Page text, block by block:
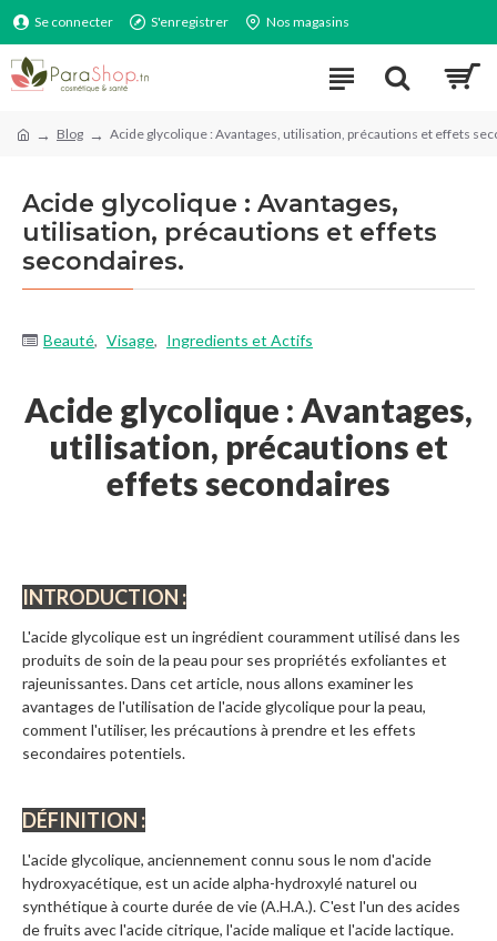
Se connecter S'enregistrer Nos magasins
Blog Acide glycolique : Avantages, utilisation, précautions et effets
Acide glycolique : Avantages,
utilisation, précautions et effets
secondaires.
Beauté, Visage, Ingredients et Actifs
Acide glycolique : Avantages,
utilisation, précautions et
effets secondaires
INTRODUCTION :
L'acide glycolique est un ingrédient couramment utilisé dans les
produits de soin de la peau pour ses propriétés exfoliantes et
rajeunissantes. Dans cet article, nous allons examiner les
avantages de l'utilisation de l'acide glycolique pour la peau,
comment l'utiliser, les précautions à prendre et les effets
secondaires potentiels.
DÉFINITION :
L'acide glycolique, anciennement connu sous le nom d'acide
hydroxyacétique, est un acide alpha-hydroxylé naturel ou
synthétique à courte durée de vie (A.H.A.). C'est l'un des acides
de fruits avec l'acide citrique, l'acide malique et l'acide lactique.